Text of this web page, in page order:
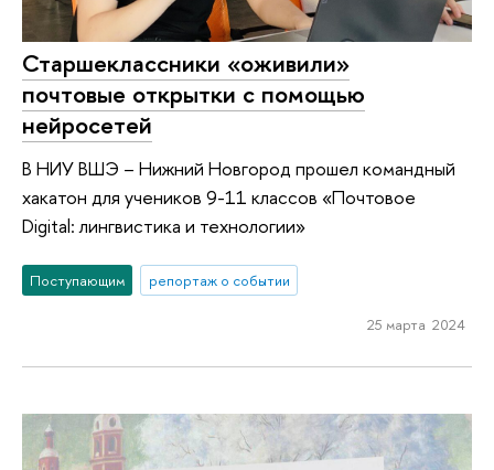
Старшеклассники «оживили»
почтовые открытки с помощью
нейросетей
В НИУ ВШЭ – Нижний Новгород прошел командный
хакатон для учеников 9-11 классов «Почтовое
Digital: лингвистика и технологии»
Поступающим репортаж о событии
25 марта 2024